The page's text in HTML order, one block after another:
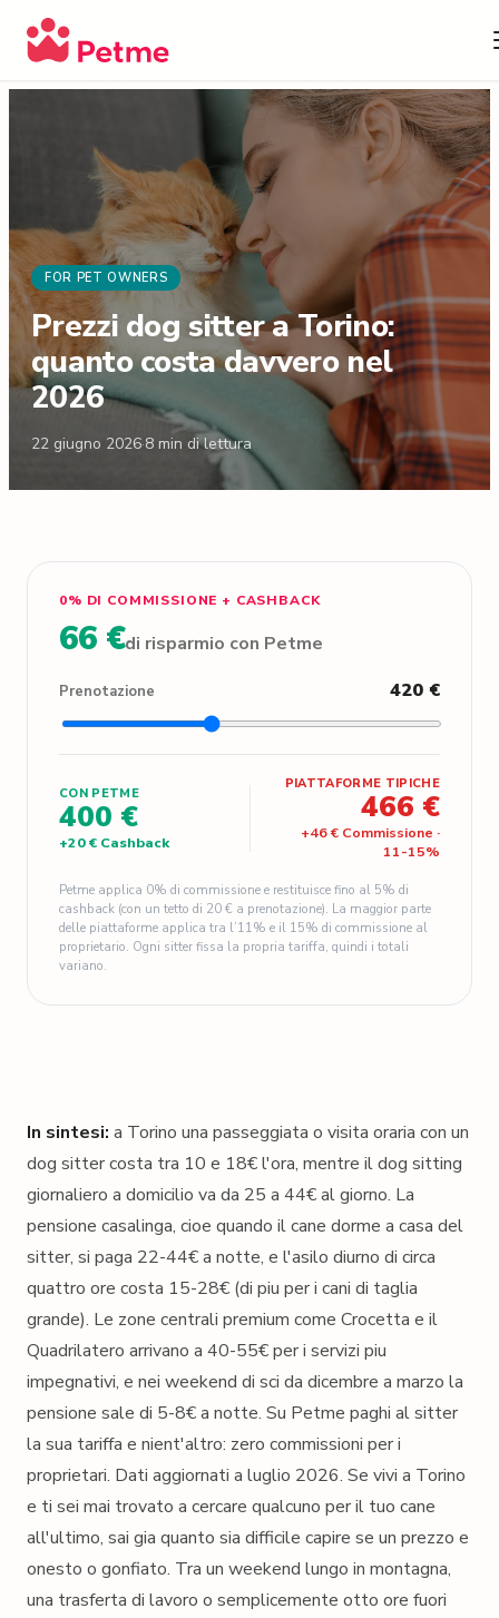
FOR PET OWNERS
Prezzi dog sitter a Torino:
quanto costa davvero nel
2026
22 giugno 2026·8 min di lettura
0% DI COMMISSIONE + CASHBACK
66 €di risparmio con Petme
Prenotazione 420 €
CON PETME
400 €
+20 € Cashback
PIATTAFORME TIPICHE
466 €
+46 € Commissione ·
11-15%
Petme applica 0% di commissione e restituisce fino al 5% di
cashback (con un tetto di 20 € a prenotazione). La maggior parte
delle piattaforme applica tra l’11% e il 15% di commissione al
proprietario. Ogni sitter fissa la propria tariffa, quindi i totali
variano.
In sintesi: a Torino una passeggiata o visita oraria con un
dog sitter costa tra 10 e 18€ l'ora, mentre il dog sitting
giornaliero a domicilio va da 25 a 44€ al giorno. La
pensione casalinga, cioe quando il cane dorme a casa del
sitter, si paga 22-44€ a notte, e l'asilo diurno di circa
quattro ore costa 15-28€ (di piu per i cani di taglia
grande). Le zone centrali premium come Crocetta e il
Quadrilatero arrivano a 40-55€ per i servizi piu
impegnativi, e nei weekend di sci da dicembre a marzo la
pensione sale di 5-8€ a notte. Su Petme paghi al sitter
la sua tariffa e nient'altro: zero commissioni per i
proprietari. Dati aggiornati a luglio 2026. Se vivi a Torino
e ti sei mai trovato a cercare qualcuno per il tuo cane
all'ultimo, sai gia quanto sia difficile capire se un prezzo e
onesto o gonfiato. Tra un weekend lungo in montagna,
una trasferta di lavoro o semplicemente otto ore fuori